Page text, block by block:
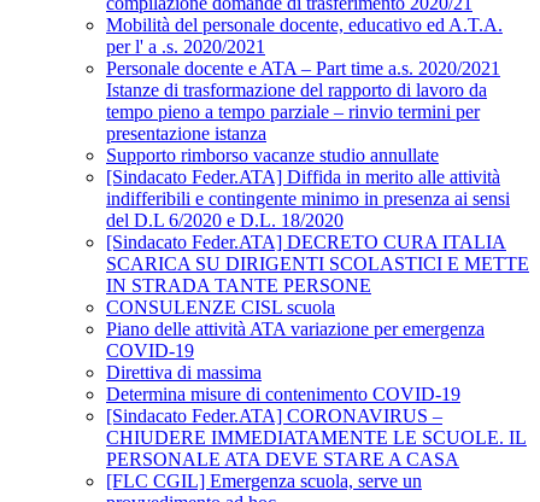
Mobilità del personale docente, educativo ed A.T.A.
per l' a .s. 2020/2021
Personale docente e ATA – Part time a.s. 2020/2021
Istanze di trasformazione del rapporto di lavoro da
tempo pieno a tempo parziale – rinvio termini per
presentazione istanza
Supporto rimborso vacanze studio annullate
[Sindacato Feder.ATA] Diffida in merito alle attività
indifferibili e contingente minimo in presenza ai sensi
del D.L 6/2020 e D.L. 18/2020
[Sindacato Feder.ATA] DECRETO CURA ITALIA
SCARICA SU DIRIGENTI SCOLASTICI E METTE
IN STRADA TANTE PERSONE
CONSULENZE CISL scuola
Piano delle attività ATA variazione per emergenza
COVID-19
Direttiva di massima
Determina misure di contenimento COVID-19
[Sindacato Feder.ATA] CORONAVIRUS –
CHIUDERE IMMEDIATAMENTE LE SCUOLE. IL
PERSONALE ATA DEVE STARE A CASA
[FLC CGIL] Emergenza scuola, serve un